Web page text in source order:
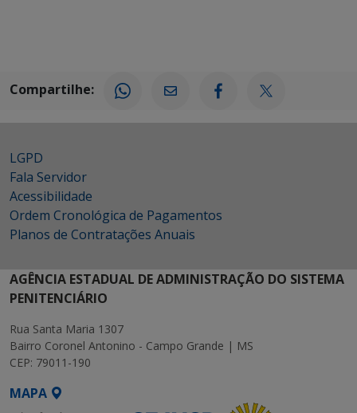
Compartilhe:
LGPD
Fala Servidor
Acessibilidade
Ordem Cronológica de Pagamentos
Planos de Contratações Anuais
AGÊNCIA ESTADUAL DE ADMINISTRAÇÃO DO SISTEMA
PENITENCIÁRIO
Rua Santa Maria 1307
Bairro Coronel Antonino - Campo Grande | MS
CEP: 79011-190
MAPA